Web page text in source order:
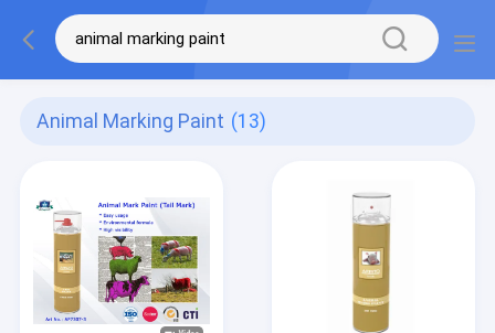
Animal Marking Paint (13)